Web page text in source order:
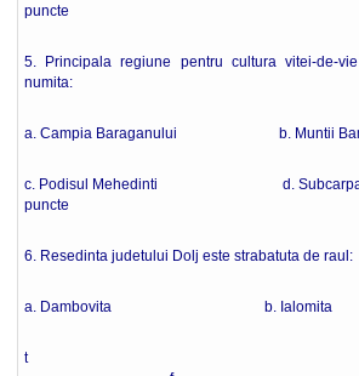
puncte
5. Principala regiune pentru cultura vitei-de-
numita:
a. Campia Baraganului b. Muntii
c. Podisul Mehedinti d.
puncte
6. Resedinta judetului Dolj este strabatuta de raul:
a. Dambovita b. Ialomita